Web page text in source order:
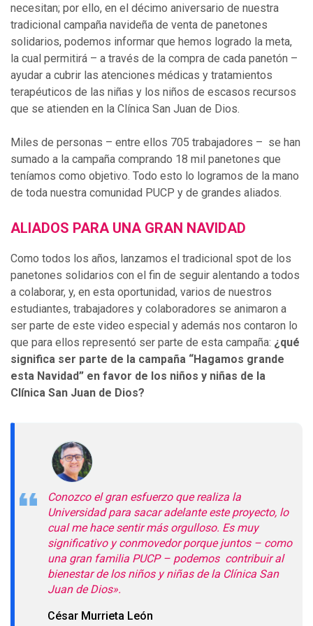
necesitan; por ello, en el décimo aniversario de nuestra
tradicional campaña navideña de venta de panetones
solidarios, podemos informar que hemos logrado la meta,
la cual permitirá – a través de la compra de cada panetón –
ayudar a cubrir las atenciones médicas y tratamientos
terapéuticos de las niñas y los niños de escasos recursos
que se atienden en la Clínica San Juan de Dios.
Miles de personas – entre ellos 705 trabajadores – se han
sumado a la campaña comprando 18 mil panetones que
teníamos como objetivo. Todo esto lo logramos de la mano
de toda nuestra comunidad PUCP y de grandes aliados.
ALIADOS PARA UNA GRAN NAVIDAD
Como todos los años, lanzamos el tradicional spot de los
panetones solidarios con el fin de seguir alentando a todos
a colaborar, y, en esta oportunidad, varios de nuestros
estudiantes, trabajadores y colaboradores se animaron a
ser parte de este video especial y además nos contaron lo
que para ellos representó ser parte de esta campaña: ¿qué
significa ser parte de la campaña “Hagamos grande
esta Navidad” en favor de los niños y niñas de la
Clínica San Juan de Dios?
Conozco el gran esfuerzo que realiza la
Universidad para sacar adelante este proyecto, lo
cual me hace sentir más orgulloso. Es muy
significativo y conmovedor porque juntos – como
una gran familia PUCP – podemos contribuir al
bienestar de los niños y niñas de la Clínica San
Juan de Dios».
César Murrieta León